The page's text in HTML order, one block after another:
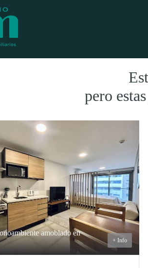
pero
amoblado en
+ Info